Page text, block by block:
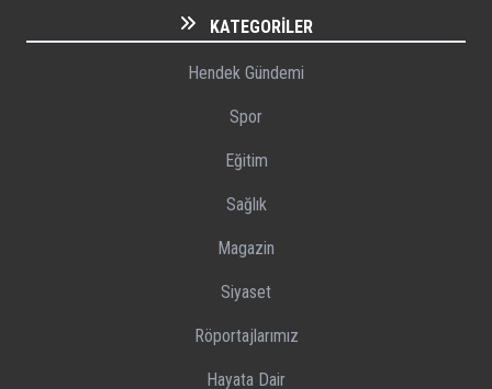
KATEGORILER
Hendek Gündemi
Spor
Eğitim
Sağlık
Magazin
Siyaset
Röportajlarımız
Hayata Dair